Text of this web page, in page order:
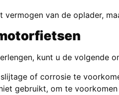
van de oplader,
kunt u de volgende
of corrosie te
gebruikt, om te